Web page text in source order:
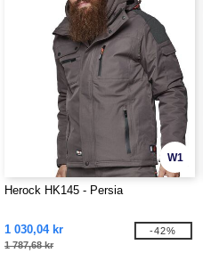
W1
Herock HK145 - Persia
1 030,04 kr
1 787,68 kr
-42%